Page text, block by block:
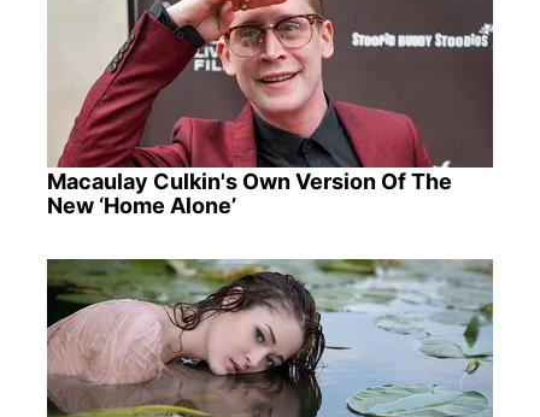
Macaulay Culkin's Own Version Of The
New ‘Home Alone’